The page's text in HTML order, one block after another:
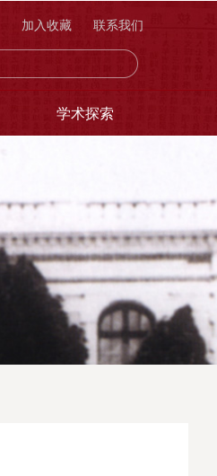
加入收藏 联系我们
学术探索